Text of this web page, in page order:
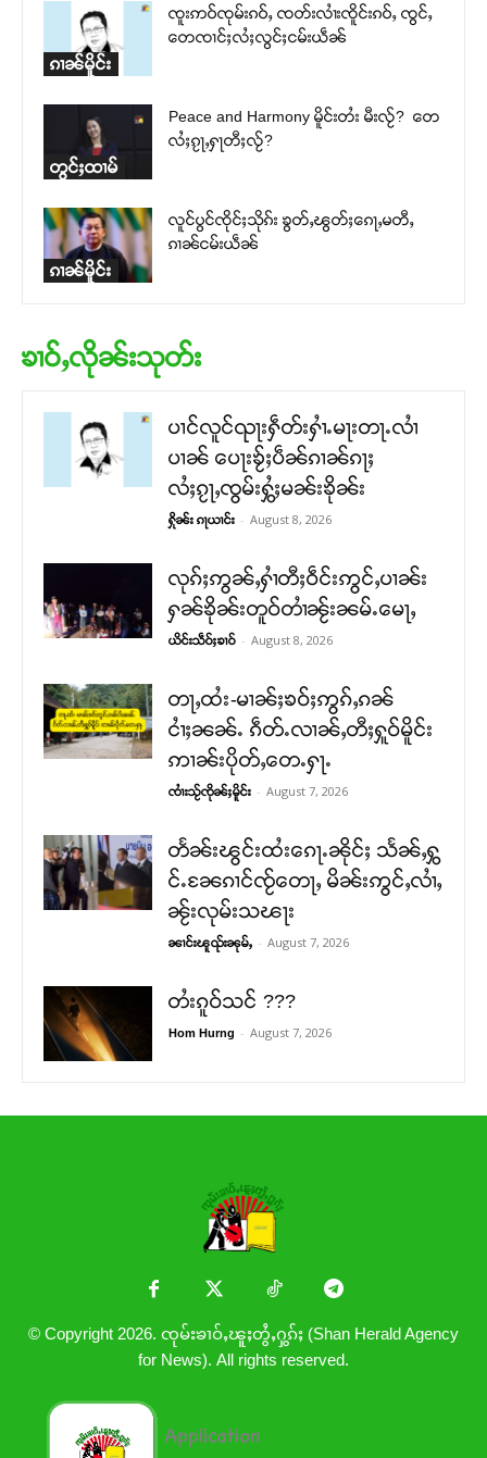
ၵၢၼ်မိူင်း
ၸူးဢဝ်ၸုမ်းၵဝ်ႇ ၸတ်းလၢႆးၸိူင်းၵဝ်ႇ ၸွင်ႇ​​
တေၸၢင်ႈလႆႈလွင်ႈငမ်းယဵၼ်
တွင်ႈထၢမ်
Peace and Harmony မိူင်းတႆး မီးလႂ်? တေ
လႆႈၵႂႃႇႁႃတီႈလႂ်?
ၵၢၼ်မိူင်း
လူင်ပွင်ၸိုင်ႈသိုၵ်း ၶွတ်ႇၽွတ်ႈၵေႃႇမတီႇ
ၵၢၼ်ငမ်းယဵၼ်
ၶၢဝ်ႇလိုၼ်းသုတ်း
ပၢင်လူင်ၺႃးႁဵတ်းႁၢႆႉမႃးတႃႉလၢႆ
ပၢၼ် ​​ပေႃးၶႂ်ႈပဵၼ်ၵၢၼ်ၵႃႈ
လႆႈၵႂႃႇၸွမ်းႁွႆႈမၼ်းၶိုၼ်း
ႁိုၼ်း ၵႃယၢင်း - August 8, 2026
လုၵ်ႈဢွၼ်ႇႁၢႆတီႈဝဵင်းဢွင်ႇပၢၼ်း
ႁၼ်ၶိုၼ်းတူဝ်တၢႆၼႂ်းၼမ်ႉမေႃႇ
ယိင်းသဵဝ်ႈၶၢဝ် - August 8, 2026
တႃႇထႆး-မၢၼ်ႈၶဝ်ႈဢွၵ်ႇၵၼ်
ငၢႆႈၼၼ်ႉ ၵဵတ်ႉလၢၼ်ႇတီႈႁူဝ်မိူင်း
ဢၢၼ်းပိုတ်ႇတေႉႁႃႉ
ၸၢႆးသႂ်ၸိုၼ်ႈမိူင်း - August 7, 2026
တႅၼ်းၽွင်းထႆးၵေႃႉၼိုင်ႈ သႅၼ်ႇႁွ
င်ႉၼႄၵၢင်ၸႂ်တေႃႇ မိၼ်းဢွင်ႇလၢႆႇ
ၼႂ်းလုမ်းသၽႃး
ၼၢင်းၽူၺ်းၼုမ်ႇ - August 7, 2026
တႆးၵူဝ်သင် ???
Hom Hurng - August 7, 2026
© Copyright 2026. ၸုမ်းၶၢဝ်ႇၽူႈတွႆႇႁွၵ်ႈ (Shan Herald Agency
for News). All rights reserved.